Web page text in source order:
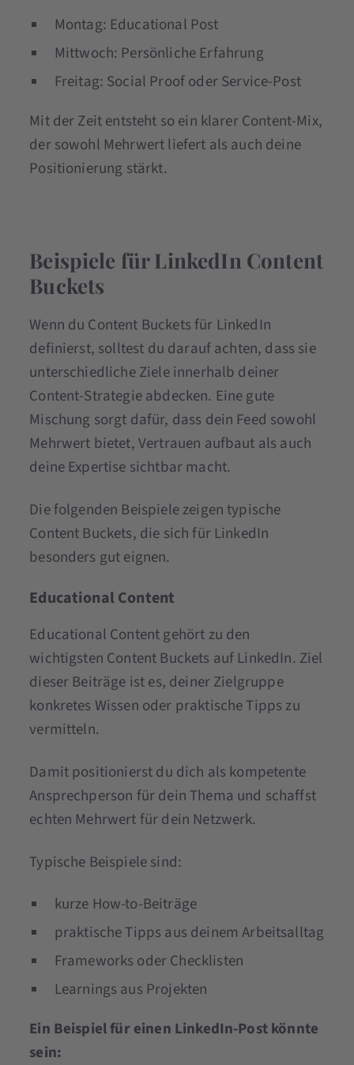
Montag: Educational Post
Mittwoch: Persönliche Erfahrung
Freitag: Social Proof oder Service-Post
Mit der Zeit entsteht so ein klarer Content-Mix,
der sowohl Mehrwert liefert als auch deine
Positionierung stärkt.
Beispiele für LinkedIn Content
Buckets
Wenn du Content Buckets für LinkedIn
definierst, solltest du darauf achten, dass sie
unterschiedliche Ziele innerhalb deiner
Content-Strategie abdecken. Eine gute
Mischung sorgt dafür, dass dein Feed sowohl
Mehrwert bietet, Vertrauen aufbaut als auch
deine Expertise sichtbar macht.
Die folgenden Beispiele zeigen typische
Content Buckets, die sich für LinkedIn
besonders gut eignen.
Educational Content
Educational Content gehört zu den
wichtigsten Content Buckets auf LinkedIn. Ziel
dieser Beiträge ist es, deiner Zielgruppe
konkretes Wissen oder praktische Tipps zu
vermitteln.
Damit positionierst du dich als kompetente
Ansprechperson für dein Thema und schaffst
echten Mehrwert für dein Netzwerk.
Typische Beispiele sind:
kurze How-to-Beiträge
praktische Tipps aus deinem Arbeitsalltag
Frameworks oder Checklisten
Learnings aus Projekten
Ein Beispiel für einen LinkedIn-Post könnte
sein: